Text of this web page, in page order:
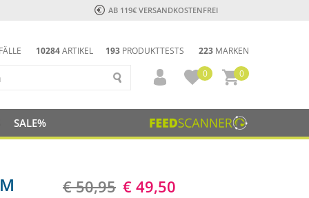
AB 119€ VERSANDKOSTENFREI
193 PRODUKTTESTS 223 MARKEN
10284ARTIKEL
0
0
SALE%
€ 50,95 € 49,50